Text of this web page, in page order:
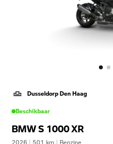
Dusseldorp Den Haag
Beschikbaar
BMW S 1000 XR
2026 | 501 km | Benzine